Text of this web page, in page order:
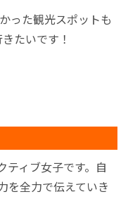
った観光スポットも
たいです！
ティブ女子です。自
を全力で伝えていき